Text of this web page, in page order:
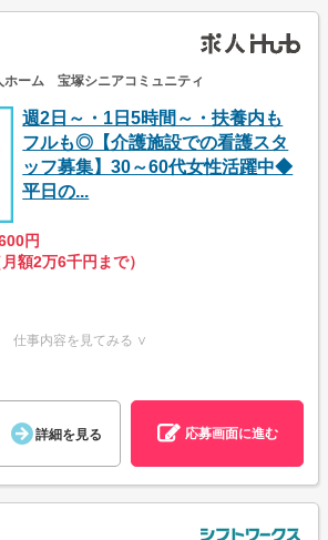
ホーム 宝塚シニアコミュニティ
週2日～・1日5時間～・扶養内も
フルも◎【介護施設での看護スタ
ッフ募集】30～60代女性活躍中◆
平日の...
円
額2万6千円まで）
仕事内容を見てみる ∨
詳細を見る 応募画面に進む